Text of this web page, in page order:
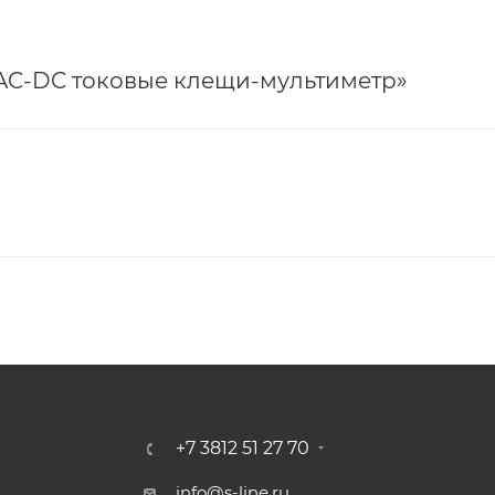
DC токовые клещи-мультиметр»
+7 3812 51 27 70